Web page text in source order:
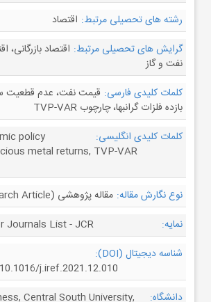
رشته های تحصیلی مرتبط: اقتصاد
گرایش های تحصیلی مرتبط: اقتصاد بازرگانی،
نفت و گاز
کلمات کلیدی فارسی: قیمت نفت، عدم قطعیت
بازده فلزات گرانبها، چارچوب TVP-VAR
کلمات کلیدی انگلیسی:
policy
metal returns, TVP-VAR
نوع نگارش مقاله: مقاله پژوهشی (Research Article)
نمایه:
Journals List - JCR
شناسه دیجیتال (DOI):
j.iref.2021.12.010
دانشگاه:
Central South University,